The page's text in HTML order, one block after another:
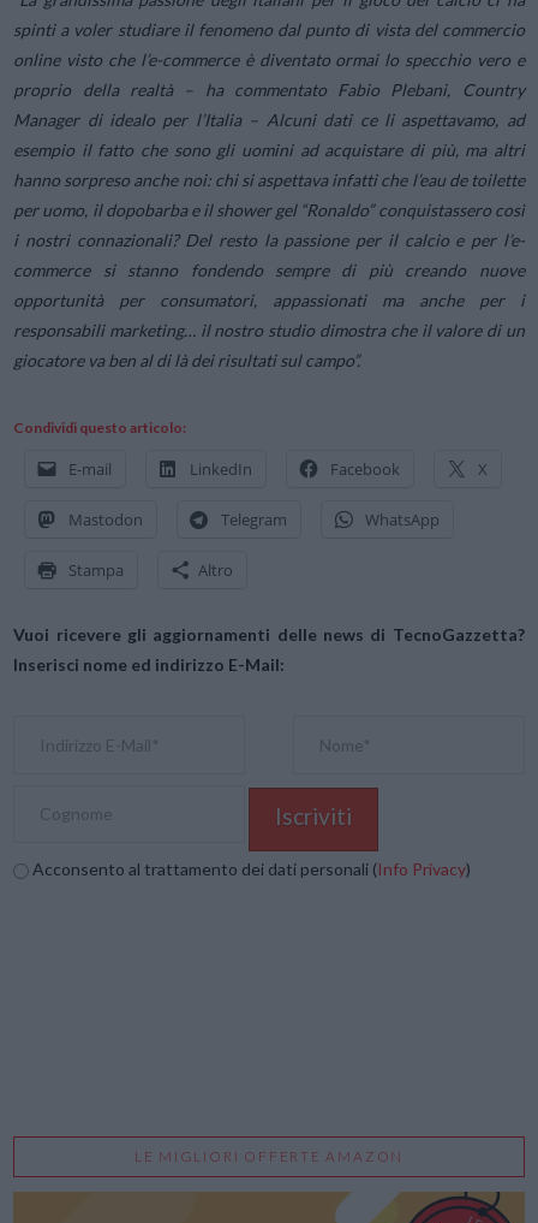
spinti a voler studiare il fenomeno dal punto di vista del commercio
online visto che l’e-commerce è diventato ormai lo specchio vero e
proprio della realtà– ha commentato Fabio Plebani, Country
Manager di idealo per l’Italia – Alcuni dati ce li aspettavamo, ad
esempio il fatto che sono gli uomini ad acquistare di più, ma altri
hanno sorpreso anche noi: chi si aspettava infatti che l’eau de toilette
per uomo, il dopobarba e il shower gel “Ronaldo” conquistassero così
i nostri connazionali? Del resto la passione per il calcio e per l’e-
commerce si stanno fondendo sempre di più creando nuove
opportunità per consumatori, appassionati ma anche per i
responsabili marketing… il nostro studio dimostra che il valore di un
giocatore va ben al di là dei risultati sul campo”.
Condividi questo articolo:
E-mail LinkedIn Facebook X
Mastodon Telegram WhatsApp
Stampa Altro
Vuoi ricevere gli aggiornamenti delle news di TecnoGazzetta?
Inserisci nome ed indirizzo E-Mail:
Acconsento al trattamento dei dati personali (Info Privacy)
LE MIGLIORI OFFERTE AMAZON